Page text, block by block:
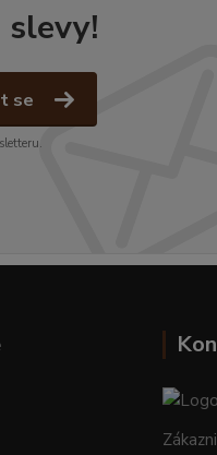
slevy!
se